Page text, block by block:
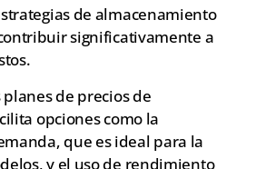
de almacenamiento
significativamente a
de precios de
opciones como la
que es ideal para la
y el uso de rendimiento